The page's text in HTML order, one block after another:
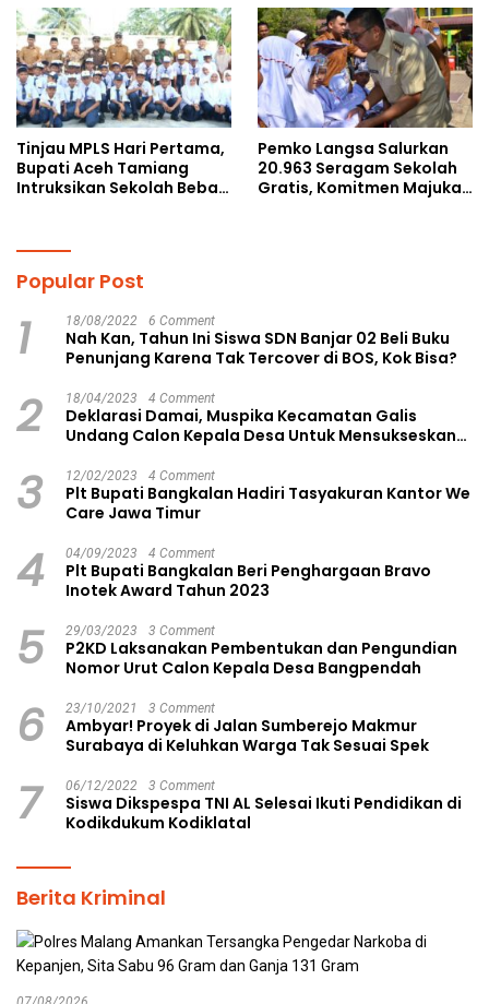
kepada Pelajar MPLS
Tinjau MPLS Hari Pertama,
Bupati Aceh Tamiang
Intruksikan Sekolah Bebas
Pemko Langsa Salurkan
20.963 Seragam Sekolah
Gratis, Komitmen Majukan
Popular Post
1 18/08/2022 6 Comment
Nah Kan, Tahun Ini Siswa SDN Banjar 02 Beli Buku
Penunjang Karena Tak Tercover di BOS, Kok Bisa?
2 18/04/2023 4 Comment
Deklarasi Damai, Muspika Kecamatan Galis
Undang Calon Kepala Desa Untuk Mensukseskan
3 12/02/2023 4 Comment
Plt Bupati Bangkalan Hadiri Tasyakuran Kantor We
Care Jawa Timur
4 04/09/2023 4 Comment
Plt Bupati Bangkalan Beri Penghargaan Bravo
Inotek Award Tahun 2023
5 29/03/2023 3 Comment
P2KD Laksanakan Pembentukan dan Pengundian
Nomor Urut Calon Kepala Desa Bangpendah
6 23/10/2021 3 Comment
Ambyar! Proyek di Jalan Sumberejo Makmur
Surabaya di Keluhkan Warga Tak Sesuai Spek
7 06/12/2022 3 Comment
Siswa Dikspespa TNI AL Selesai Ikuti Pendidikan di
Kodikdukum Kodiklatal
Berita Kriminal